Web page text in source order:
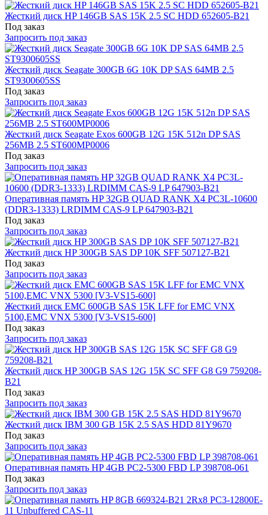
Жесткий диск HP 146GB SAS 15K 2.5 SC HDD 652605-B21
Под заказ
Запросить под заказ
Жесткий диск Seagate 300GB 6G 10K DP SAS 64MB 2.5
ST9300605SS
Под заказ
Запросить под заказ
Жесткий диск Seagate Exos 600GB 12G 15K 512n DP SAS
256MB 2.5 ST600MP0006
Под заказ
Запросить под заказ
Оперативная память HP 32GB QUAD RANK X4 PC3L-10600
(DDR3-1333) LRDIMM CAS-9 LP 647903-B21
Под заказ
Запросить под заказ
Жесткий диск HP 300GB SAS DP 10K SFF 507127-B21
Под заказ
Запросить под заказ
Жесткий диск EMC 600GB SAS 15K LFF for EMC VNX
5100,EMC VNX 5300 [V3-VS15-600]
Под заказ
Запросить под заказ
Жесткий диск HP 300GB SAS 12G 15K SC SFF G8 G9 759208-
B21
Под заказ
Запросить под заказ
Жесткий диск IBM 300 GB 15K 2.5 SAS HDD 81Y9670
Под заказ
Запросить под заказ
Оперативная память HP 4GB PC2-5300 FBD LP 398708-061
Под заказ
Запросить под заказ